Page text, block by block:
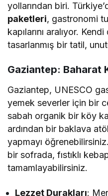
yollarından biri.
paketleri, gastronomi
kapılarını aralıyor.
tasarlanmış bir tatil,
Gaziantep: Baharat
Gaziantep, UNESCO
yemek severler için bir
sabah organik bir köy
ardından bir baklava
yapmayı
bir sofrada, fıstıklı
tamamlayabilirsiniz.
Lezzet Durakları: